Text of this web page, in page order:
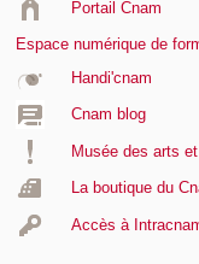
Portail Cnam
Espace numérique de
Handi'cnam
Cnam blog
Musée des arts
La boutique du
Accès à